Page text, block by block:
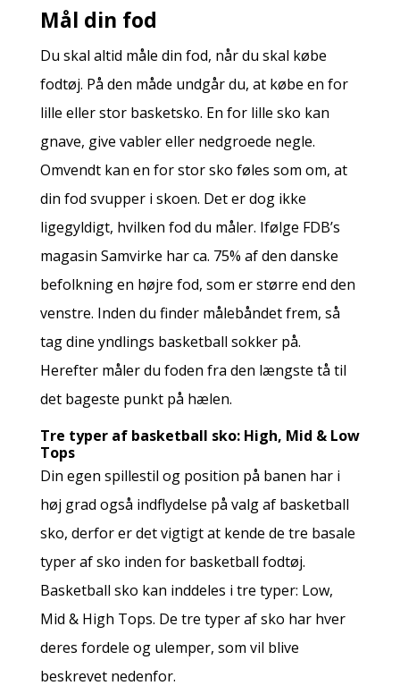
Mål din fod
Du skal altid måle din fod, når du skal købe
fodtøj. På den måde undgår du, at købe en for
lille eller stor basketsko. En for lille sko kan
gnave, give vabler eller nedgroede negle.
Omvendt kan en for stor sko føles som om, at
din fod svupper i skoen. Det er dog ikke
ligegyldigt, hvilken fod du måler. Ifølge FDB’s
magasin Samvirke har ca. 75% af den danske
befolkning en højre fod, som er større end den
venstre. Inden du finder målebåndet frem, så
tag dine yndlings basketball sokker på.
Herefter måler du foden fra den længste tå til
det bageste punkt på hælen.
Tre typer af basketball sko: High, Mid & Low
Tops
Din egen spillestil og position på banen har i
høj grad også indflydelse på valg af basketball
sko, derfor er det vigtigt at kende de tre basale
typer af sko inden for basketball fodtøj.
Basketball sko kan inddeles i tre typer: Low,
Mid & High Tops. De tre typer af sko har hver
deres fordele og ulemper, som vil blive
beskrevet nedenfor.